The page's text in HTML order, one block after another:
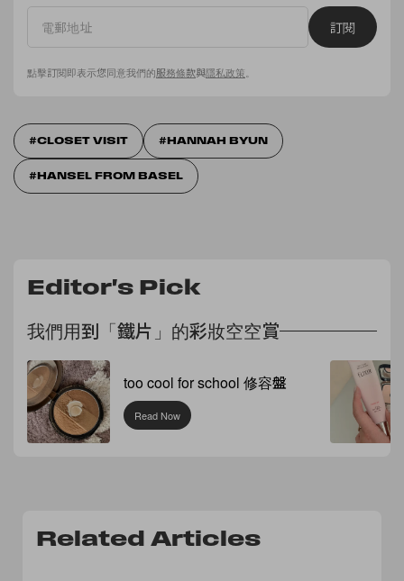
訂閱
點擊訂閱即表示您同意我們的服務條款與隱私政策
CLOSET VISIT HANNAH BYUN
HANSEL FROM BASEL
Editor's Pick
我們用到「鐵片」的彩妝空空賞
too cool for school 修容盤
Read Now
Related Articles